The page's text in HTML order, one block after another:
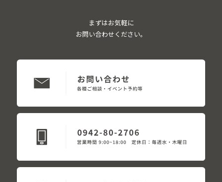
まずはお気軽に
お問い合わせください。